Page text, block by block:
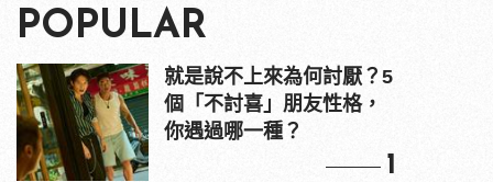
POPULAR
就是說不上來為何討厭？5
個「不討喜」朋友性格，
你遇過哪一種？
1